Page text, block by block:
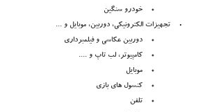
خودرو سنگین
تجهیزات الکترونیکی، دوربین، موبایل و ...
دوربین عکاسی و فیلمبرداری
کامپیوتر، لب تاپ و ....
موبایل
کنسول های بازی
تلفن